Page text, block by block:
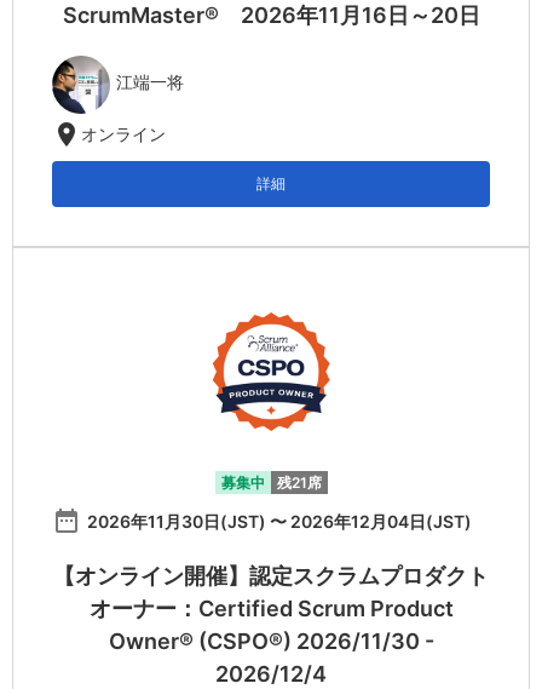
ScrumMaster® 2026年11月16日～20日
江端一将
location_on オンライン
詳細
募集中 残21席
date_range 2026年11月30日(JST) 〜 2026年12月04日(JST)
【オンライン開催】認定スクラムプロダクト
オーナー：Certified Scrum Product
Owner® (CSPO®) 2026/11/30 -
2026/12/4